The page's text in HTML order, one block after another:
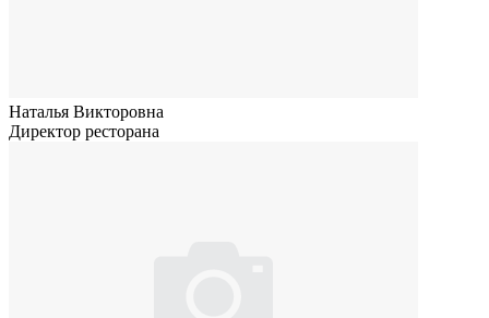
Наталья Викторовна
Директор ресторана